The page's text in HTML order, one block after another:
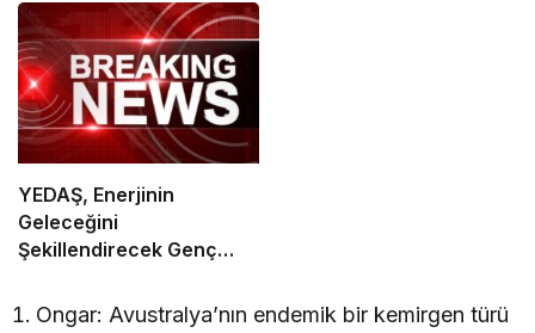
YEDAŞ, Enerjinin
Geleceğini
Şekillendirecek Genç
Ongar: Avustralya’nın endemik bir kemirgen türü